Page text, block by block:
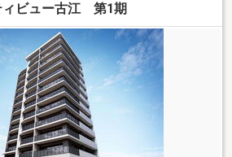
ィビュー古江 第1期